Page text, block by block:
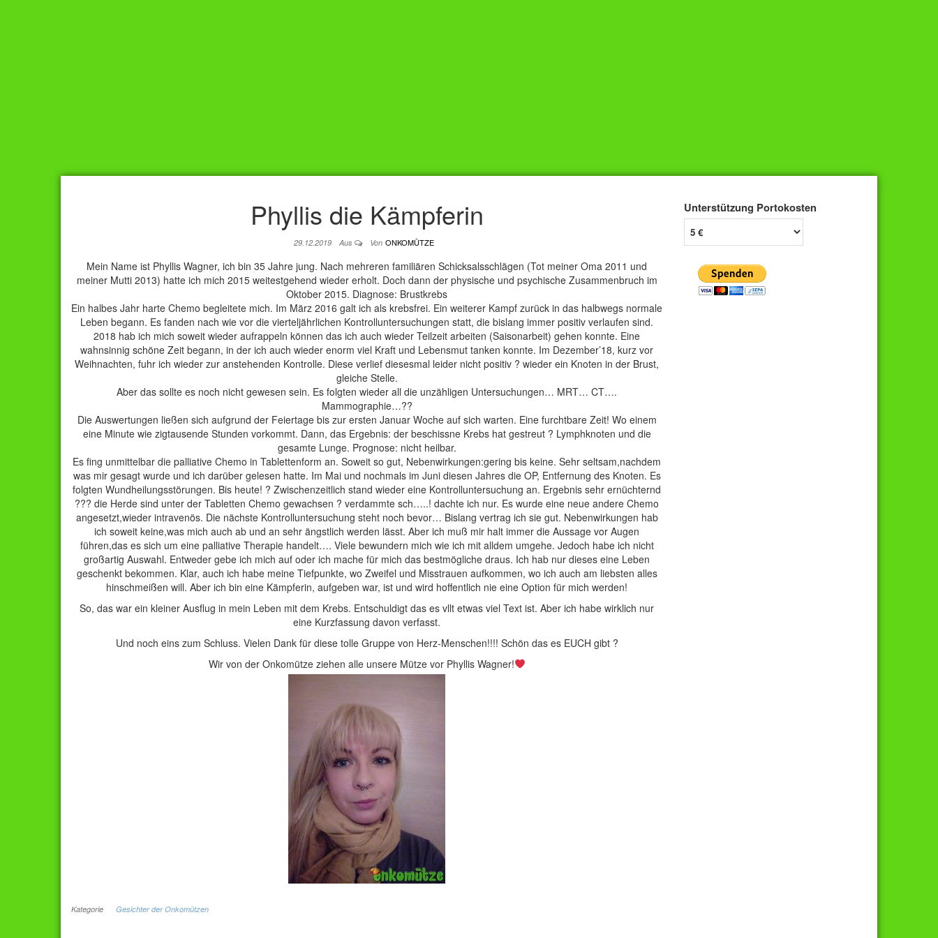
Phyllis die Kämpferin
29.12.2019 Aus Von ONKOMÜTZE
Mein Name ist Phyllis Wagner, ich bin 35 Jahre jung. Nach mehreren familiären Schicksalsschlägen (Tot meiner Oma 2011 und
meiner Mutti 2013) hatte ich mich 2015 weitestgehend wieder erholt. Doch dann der physische und psychische Zusammenbruch im
Oktober 2015. Diagnose: Brustkrebs
Ein halbes Jahr harte Chemo begleitete mich. Im März 2016 galt ich als krebsfrei. Ein weiterer Kampf zurück in das halbwegs normale
Leben begann. Es fanden nach wie vor die vierteljährlichen Kontrolluntersuchungen statt, die bislang immer positiv verlaufen sind.
2018 hab ich mich soweit wieder aufrappeln können das ich auch wieder Teilzeit arbeiten (Saisonarbeit) gehen konnte. Eine
wahnsinnig schöne Zeit begann, in der ich auch wieder enorm viel Kraft und Lebensmut tanken konnte. Im Dezember’18, kurz vor
Weihnachten, fuhr ich wieder zur anstehenden Kontrolle. Diese verlief diesesmal leider nicht positiv ? wieder ein Knoten in der Brust,
gleiche Stelle.
Aber das sollte es noch nicht gewesen sein. Es folgten wieder all die unzähligen Untersuchungen… MRT… CT….
Mammographie…??
Die Auswertungen ließen sich aufgrund der Feiertage bis zur ersten Januar Woche auf sich warten. Eine furchtbare Zeit! Wo einem
eine Minute wie zigtausende Stunden vorkommt. Dann, das Ergebnis: der beschissne Krebs hat gestreut ? Lymphknoten und die
gesamte Lunge. Prognose: nicht heilbar.
Es fing unmittelbar die palliative Chemo in Tablettenform an. Soweit so gut, Nebenwirkungen:gering bis keine. Sehr seltsam,nachdem
was mir gesagt wurde und ich darüber gelesen hatte. Im Mai und nochmals im Juni diesen Jahres die OP, Entfernung des Knoten. Es
folgten Wundheilungsstörungen. Bis heute! ? Zwischenzeitlich stand wieder eine Kontrolluntersuchung an. Ergebnis sehr ernüchternd
??? die Herde sind unter der Tabletten Chemo gewachsen ? verdammte sch…..! dachte ich nur. Es wurde eine neue andere Chemo
angesetzt,wieder intravenös. Die nächste Kontrolluntersuchung steht noch bevor… Bislang vertrag ich sie gut. Nebenwirkungen hab
ich soweit keine,was mich auch ab und an sehr ängstlich werden lässt. Aber ich muß mir halt immer die Aussage vor Augen
führen,das es sich um eine palliative Therapie handelt…. Viele bewundern mich wie ich mit alldem umgehe. Jedoch habe ich nicht
großartig Auswahl. Entweder gebe ich mich auf oder ich mache für mich das bestmögliche draus. Ich hab nur dieses eine Leben
geschenkt bekommen. Klar, auch ich habe meine Tiefpunkte, wo Zweifel und Misstrauen aufkommen, wo ich auch am liebsten alles
hinschmeißen will. Aber ich bin eine Kämpferin, aufgeben war, ist und wird hoffentlich nie eine Option für mich werden!
So, das war ein kleiner Ausflug in mein Leben mit dem Krebs. Entschuldigt das es vllt etwas viel Text ist. Aber ich habe wirklich nur
eine Kurzfassung davon verfasst.
Und noch eins zum Schluss. Vielen Dank für diese tolle Gruppe von Herz-Menschen!!!! Schön das es EUCH gibt ?
Wir von der Onkomütze ziehen alle unsere Mütze vor Phyllis Wagner!
Kategorie Gesichter der Onkomützen
Unterstützung Portokosten